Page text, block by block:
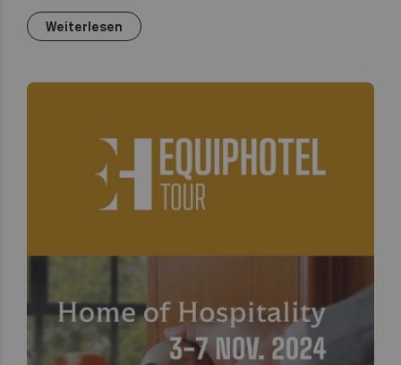
Weiterlesen